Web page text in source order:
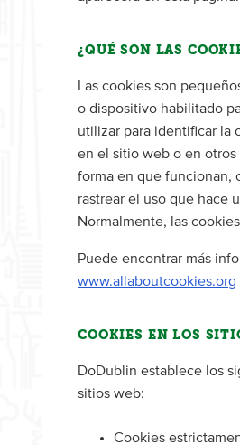
¿QUÉ SON LAS
Las cookies son
o dispositivo habilitado
utilizar para identificar la
en el sitio web o en
forma en que funcionan,
rastrear el uso que hace
Normalmente, las
Puede encontrar más
www.allaboutcookies.org
COOKIES EN LOS
DoDublin establece los
sitios web:
Cookies